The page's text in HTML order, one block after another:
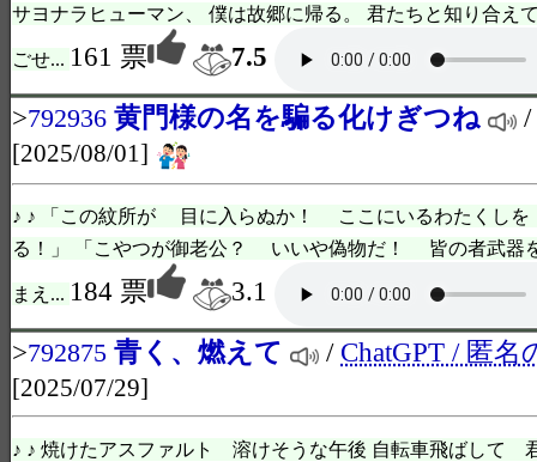
サヨナラヒューマン、 僕は故郷に帰る。 君たちと知り合え
ごせ... 161 票
7.5
>792936 黄門様の名を騙る化けぎつね /
[2025/08/01]
♪ ♪ 「この紋所が 目に入らぬか！ ここにいるわたくし
る！」 「こやつが御老公？ いいや偽物だ！ 皆の者武
まえ... 184 票
3.1
>792875 青く、燃えて / ChatGPT / 匿名
[2025/07/29]
♪ ♪ 焼けたアスファルト 溶けそうな午後 自転車飛ばして